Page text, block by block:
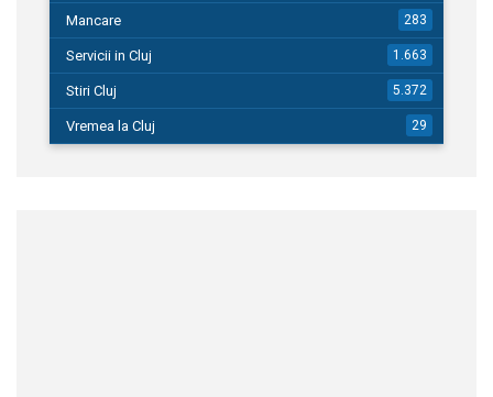
Mancare 283
Servicii in Cluj 1.663
Stiri Cluj 5.372
Vremea la Cluj 29